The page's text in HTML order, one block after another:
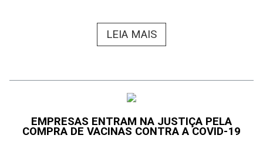
LEIA MAIS
EMPRESAS ENTRAM NA JUSTIÇA PELA
COMPRA DE VACINAS CONTRA A COVID-19